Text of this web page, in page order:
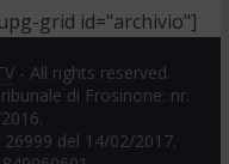
grid id="archivio"]
- All rights reserved.
di Frosinone: nr.
del 14/02/2017.